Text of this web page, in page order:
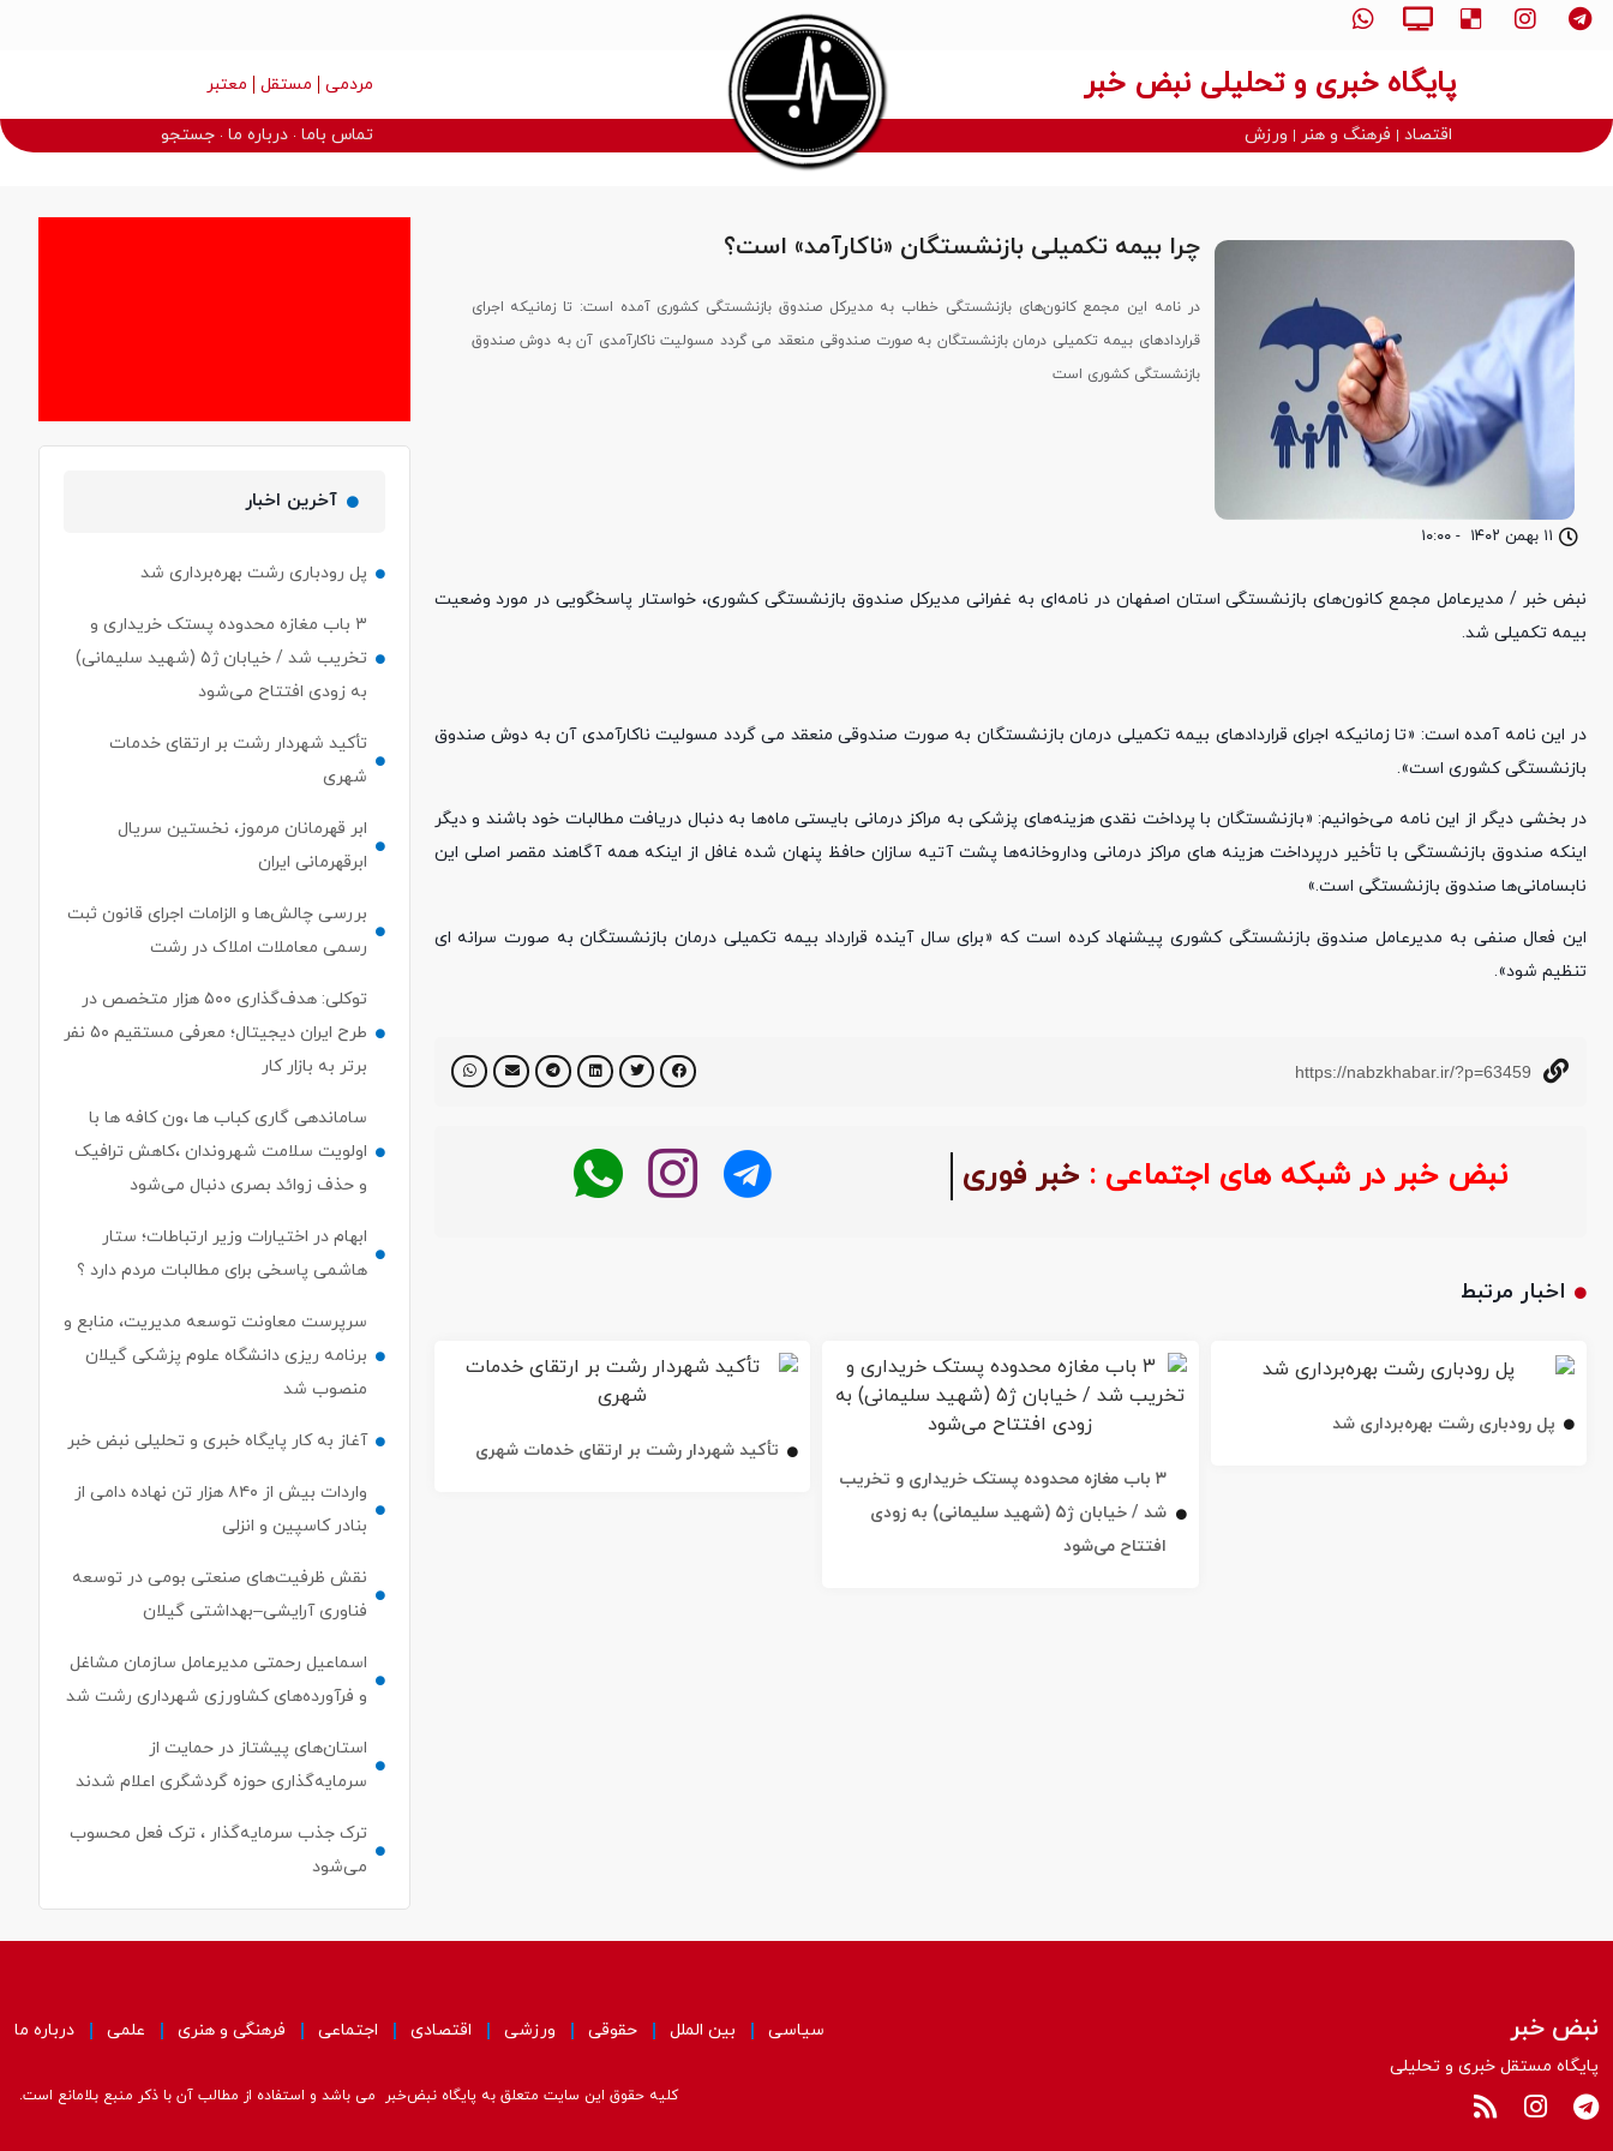
پایگاه خبری و تحلیلی نبض خبر مردمی مستقل معتبر
اقتصاد فرهنگ و هنر ورزش تماس باما درباره ما جستجو
۱۱ بهمن ۱۴۰۲ - ۱۰:۰۰
چرا بیمه تکمیلی بازنشستگان «ناکارآمد» است؟
در نامه این مجمع کانون‌های بازنشستگی خطاب به مدیرکل صندوق بازنشستگی کشوری آمده است: تا زمانیکه اجرای
قراردادهای بیمه تکمیلی درمان بازنشستگان به صورت صندوقی منعقد می گردد مسولیت ناکارآمدی آن به دوش صندوق
بازنشستگی کشوری است
نبض خبر / مدیرعامل مجمع کانون‌های بازنشستگی استان اصفهان در نامه‌ای به غفرانی مدیرکل صندوق بازنشستگی کشوری، خواستار پاسخگویی در مورد وضعیت
بیمه تکمیلی شد.
در این نامه آمده است: «تا زمانیکه اجرای قراردادهای بیمه تکمیلی درمان بازنشستگان به صورت صندوقی منعقد می گردد مسولیت ناکارآمدی آن به دوش صندوق
بازنشستگی کشوری است».
در بخشی دیگر از این نامه می‌خوانیم: «بازنشستگان با پرداخت نقدی هزینه‌های پزشکی به مراکز درمانی بایستی ماه‌ها به دنبال دریافت مطالبات خود باشند و دیگر
اینکه صندوق بازنشستگی با تأخیر درپرداخت هزینه های مراکز درمانی وداروخانه‌ها پشت آتیه سازان حافظ پنهان شده غافل از اینکه همه آگاهند مقصر اصلی این
نابسامانی‌ها صندوق بازنشستگی است.»
این فعال صنفی به مدیرعامل صندوق بازنشستگی کشوری پیشنهاد کرده است که «برای سال آینده قرارداد بیمه تکمیلی درمان بازنشستگان به صورت‌ سرانه ای
تنظیم شود».
https://nabzkhabar.ir/?p=63459
نبض خبر در شبکه های اجتماعی : خبر فوری
اخبار مرتبط
پل رودباری رشت بهره‌برداری شد
۳ باب مغازه محدوده پستک خریداری و تخریب
شد / خیابان ژ۵ (شهید سلیمانی) به زودی
افتتاح می‌شود
تأکید شهردار رشت بر ارتقای خدمات شهری
آخرین اخبار
پل رودباری رشت بهره‌برداری شد
۳ باب مغازه محدوده پستک خریداری و
تخریب شد / خیابان ژ۵ (شهید سلیمانی)
به زودی افتتاح می‌شود
تأکید شهردار رشت بر ارتقای خدمات
شهری
ابر قهرمانان مرموز، نخستین سریال
ابرقهرمانی ایران
بررسی چالش‌ها و الزامات اجرای قانون ثبت
رسمی معاملات املاک در رشت
توکلی: هدف‌گذاری ۵۰۰ هزار متخصص در
طرح ایران دیجیتال؛ معرفی مستقیم ۵۰ نفر
برتر به بازار کار
ساماندهی گاری کباب ها ،ون کافه ها با
اولویت سلامت شهروندان ،کاهش ترافیک
و حذف زوائد بصری دنبال می‌شود
ابهام در اختیارات وزیر ارتباطات؛ ستار
هاشمی پاسخی برای مطالبات مردم دارد ؟
سرپرست معاونت توسعه مدیریت، منابع و
برنامه ریزی دانشگاه علوم پزشکی گیلان
منصوب شد
آغاز به کار پایگاه خبری و تحلیلی نبض خبر
واردات بیش از ۸۴۰ هزار تن نهاده دامی از
بنادر كاسپین و انزلی
نقش ظرفیت‌های صنعتی بومی در توسعه
فناوری آرایشی–بهداشتی گیلان
اسماعیل رحمتی مدیرعامل سازمان مشاغل
و فرآورده‌های کشاورزی شهرداری رشت شد
استان‌های پیشتاز در حمایت از
سرمایه‌گذاری حوزه گردشگری اعلام شدند
ترک جذب سرمایه‌گذار ، ترک فعل محسوب
می‌شود
نبض خبر
پایگاه مستقل خبری و تحلیلی
سیاسی بین الملل حقوقی ورزشی اقتصادی اجتماعی فرهنگی و هنری علمی درباره ما
کلیه حقوق این سایت متعلق به پایگاه نبض‌خبر می باشد و استفاده از مطالب آن با ذکر منبع بلامانع است.